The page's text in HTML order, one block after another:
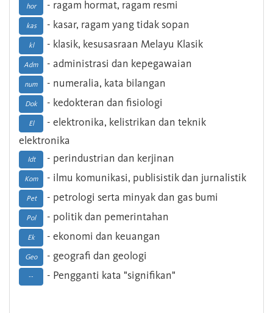
hor - ragam hormat, ragam resmi
kas - kasar, ragam yang tidak sopan
kl - klasik, kesusasraan Melayu Klasik
Adm - administrasi dan kepegawaian
num - numeralia, kata bilangan
Dok - kedokteran dan fisiologi
El
- elektronika, kelistrikan dan teknik
elektronika
Idt - perindustrian dan kerjinan
Kom - ilmu komunikasi, publisistik dan jurnalistik
Pet - petrologi serta minyak dan gas bumi
Pol - politik dan pemerintahan
Ek - ekonomi dan keuangan
Geo - geografi dan geologi
-- - Pengganti kata "signifikan"